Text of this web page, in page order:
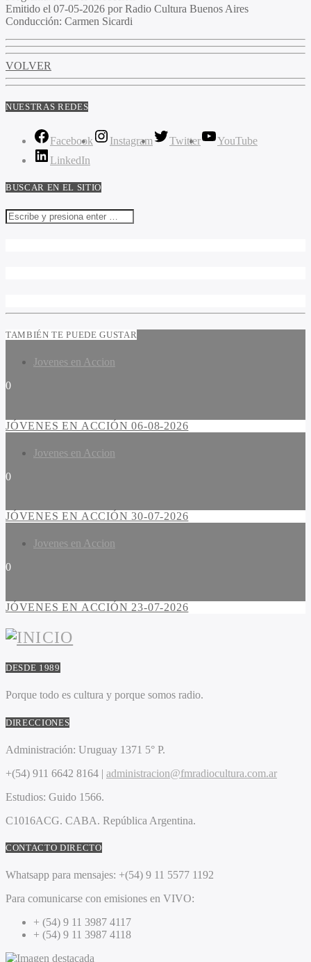
Emitido el 07-05-2026 por Radio Cultura Buenos Aires
Conducción: Carmen Sicardi
VOLVER
NUESTRAS REDES
Facebook Instagram Twitter
YouTube
LinkedIn
BUSCAR EN EL SITIO
TAMBIÉN TE PUEDE GUSTAR
Jovenes en Accion
0
JÓVENES EN ACCIÓN 06-08-2026
Jovenes en Accion
0
JÓVENES EN ACCIÓN 30-07-2026
Jovenes en Accion
0
JÓVENES EN ACCIÓN 23-07-2026
DESDE 1989
Porque todo es cultura y porque somos radio.
DIRECCIONES
Administración: Uruguay 1371 5° P.
+(54) 911 6642 8164 | administracion@fmradiocultura.com.ar
Estudios: Guido 1566.
C1016ACG. CABA. República Argentina.
CONTACTO DIRECTO
Whatsapp para mensajes: +(54) 9 11 5577 1192
Para comunicarse con emisiones en VIVO:
+ (54) 9 11 3987 4117
+ (54) 9 11 3987 4118